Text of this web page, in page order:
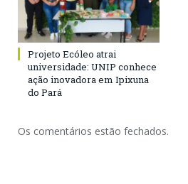
Projeto Ecóleo atrai
universidade: UNIP conhece
ação inovadora em Ipixuna
do Pará
Os comentários estão fechados.